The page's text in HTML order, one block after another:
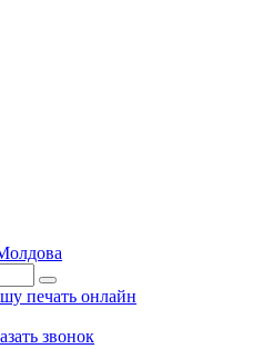
печать онлайн
звонок